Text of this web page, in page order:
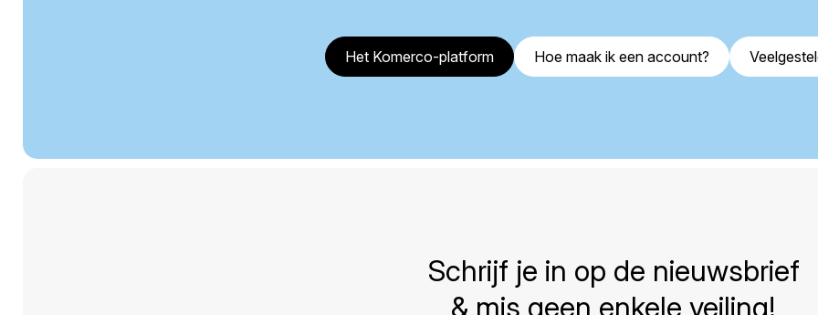
Het Komerco-platform Hoe maak ik een account?
Schrijf je in op de nieuwsbrief
& mis geen enkele veiling!